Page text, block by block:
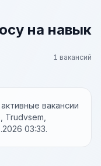
на навык
1 вакансий
вакансии
03:33.